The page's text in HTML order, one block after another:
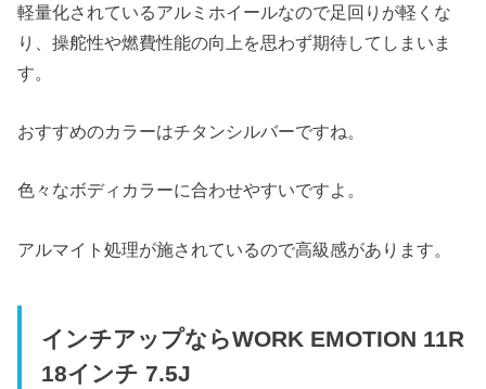
軽量化されているアルミホイールなので足回りが軽くな
り、操舵性や燃費性能の向上を思わず期待してしまいま
す。
おすすめのカラーはチタンシルバーですね。
色々なボディカラーに合わせやすいですよ。
アルマイト処理が施されているので高級感があります。
インチアップならWORK EMOTION 11R
18インチ 7.5J